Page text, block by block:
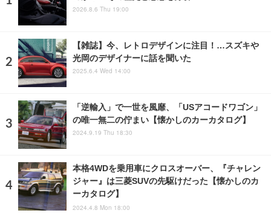
2026.8.6 Thu 19:00
【雑誌】今、レトロデザインに注目！…スズキや
光岡のデザイナーに話を聞いた
2025.6.4 Wed 14:00
「逆輸入」で一世を風靡、「USアコードワゴン」
の唯一無二の佇まい【懐かしのカーカタログ】
2024.9.19 Thu 18:30
本格4WDを乗用車にクロスオーバー、『チャレン
ジャー』は三菱SUVの先駆けだった【懐かしのカ
ーカタログ】
2024.4.8 Mon 18:00